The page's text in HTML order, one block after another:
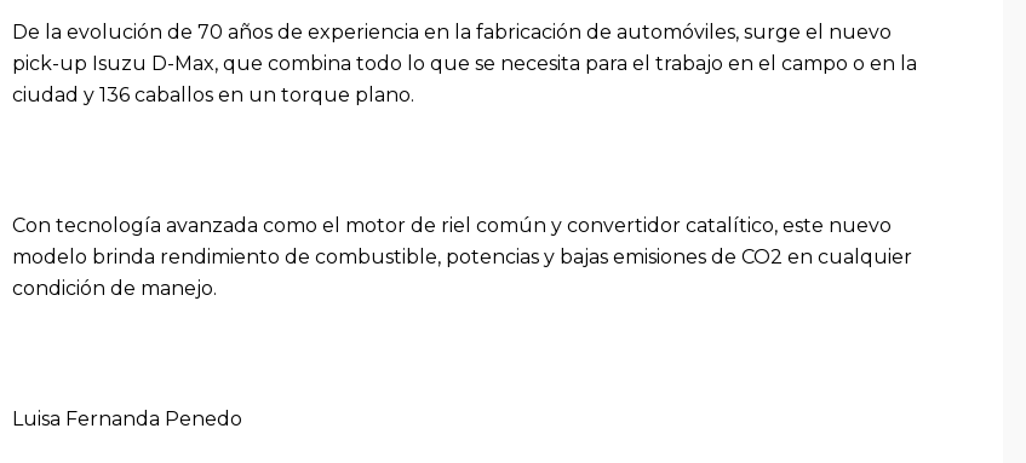
De la evolución de 70 años de experiencia en la fabricación de automóviles, surge el nuevo
pick-up Isuzu D-Max, que combina todo lo que se necesita para el trabajo en el campo o en la
ciudad y 136 caballos en un torque plano.
Con tecnología avanzada como el motor de riel común y convertidor catalítico, este nuevo
modelo brinda rendimiento de combustible, potencias y bajas emisiones de CO2 en cualquier
condición de manejo.
Luisa Fernanda Penedo